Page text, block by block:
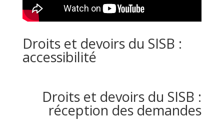
Droits et devoirs du SISB :
accessibilité
Droits et devoirs du SISB :
réception des demandes